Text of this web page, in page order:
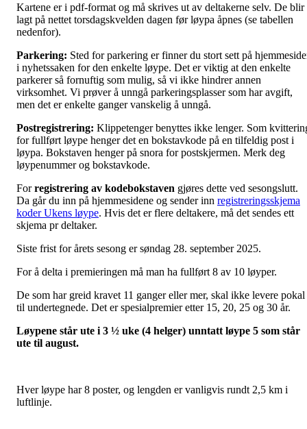
Kartene er i pdf-format og må skrives ut av deltakerne selv. De blir
lagt på nettet torsdagskvelden dagen før løypa åpnes (se tabellen
nedenfor).
Parkering: Sted for parkering er finner du stort sett på
i nyhetssaken for den enkelte løype. Det er viktig at den enkelte
parkerer så fornuftig som mulig, så vi ikke hindrer annen
virksomhet. Vi prøver å unngå parkeringsplasser som har avgift,
men det er enkelte ganger vanskelig å unngå.
Postregistrering: Klippetenger benyttes ikke lenger. Som
for fullført løype henger det en bokstavkode på en tilfeldig post i
løypa. Bokstaven henger på snora for postskjermen. Merk deg
løypenummer og bokstavkode.
Forregistrering av kodebokstaven gjøres dette ved sesongslutt.
Da går du inn på hjemmesidene og sender inn registreringsskjema
koder Ukens løype. Hvis det er flere deltakere, må det sendes ett
skjema pr deltaker.
Siste frist for årets sesong er søndag 28. september 2025.
For å delta i premieringen må man ha fullført 8 av 10 løyper.
De som har greid kravet 11 ganger eller mer, skal ikke levere pokal
til undertegnede. Det er spesialpremier etter 15, 20, 25 og 30 år.
Løypene står ute i 3 ½ uke (4 helger) unntatt løype 5 som står
ute til august.
Hver løype har 8 poster, og lengden er vanligvis rundt 2,5 km i
luftlinje.